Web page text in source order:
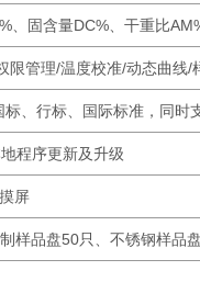
、固含量DC%、干重比
限管理/温度校准/动态曲线/
标、行标、国际标准，同时
程序更新及升级
屏
样品盘50只、不锈钢样品